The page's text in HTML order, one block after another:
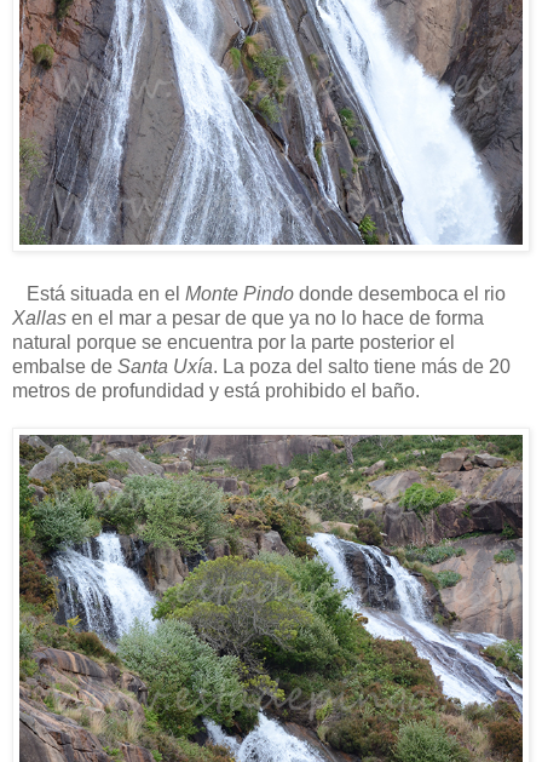
Está situada en el Monte Pindo donde desemboca el rio
Xallas en el mar a pesar de que ya no lo hace de forma
natural porque se encuentra por la parte posterior el
embalse de Santa Uxía. La poza del salto tiene más de 20
metros de profundidad y está prohibido el baño.